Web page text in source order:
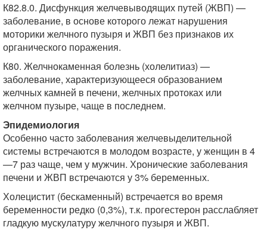
К82.8.0. Дисфункция желчевыводящих путей (ЖВП) —
заболевание, в основе которого лежат нарушения
моторики желчного пузыря и ЖВП без признаков их
органического поражения.
К80. Желчнокаменная болезнь (холелитиаз) —
заболевание, характеризующееся образованием
желчных камней в печени, желчных протоках или
желчном пузыре, чаще в последнем.
Эпидемиология
Особенно часто заболевания желчевыделительной
системы встречаются в молодом возрасте, у женщин в 4
—7 раз чаще, чем у мужчин. Хронические заболевания
печени и ЖВП встречаются у 3% беременных.
Холецистит (бескаменный) встречается во время
беременности редко (0,3%), т.к. прогестерон расслабляет
гладкую мускулатуру желчного пузыря и ЖВП.